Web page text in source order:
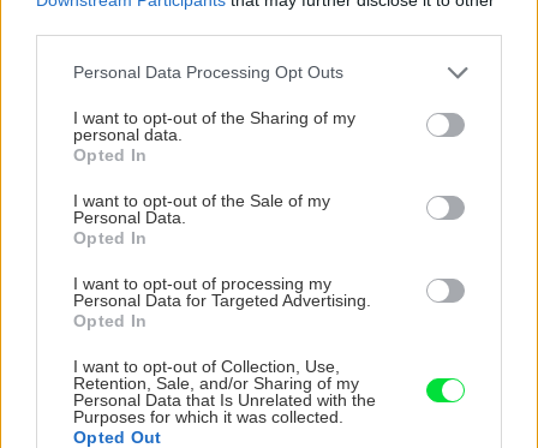
Please note that this website/app uses one or more Google
not limited to your visit or usage behaviour. You may click to
grant or deny consent to Google and its third-party tags to
use your data for below specified purposes in below Google
consent section.
Personal Data Processing Opt Outs
I want to opt-out of the Sharing of my
personal data.
Opted In
I want to opt-out of the Sale of my
Personal Data.
Opted In
I want to opt-out of processing my
Personal Data for Targeted Advertising.
Opted In
I want to opt-out of Collection, Use,
Retention, Sale, and/or Sharing of my
Personal Data that Is Unrelated with the
Purposes for which it was collected.
Opted Out
AG 4S-A22 (125)
Profesionálna akumulátorová uhlová brúska na
každodenné rezanie a brúsenie s kotúčmi do
priemeru 125 mm. Vhodná na rezanie, brúsenie,
obrusovanie a leštenie ocele, ostatných kovov